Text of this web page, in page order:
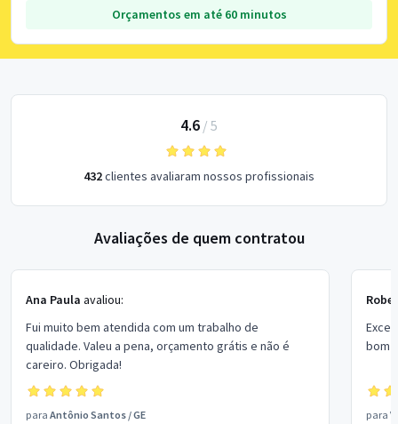
Orçamentos em até 60 minutos
4.6 / 5
432clientes avaliaram nossos profissionais
Avaliações de quem contratou
Ana Paula avaliou:
Fui muito bem atendida com um trabalho de
qualidade. Valeu a pena, orçamento grátis e não é
careiro. Obrigada!
para Antônio Santos /GE
bom
para